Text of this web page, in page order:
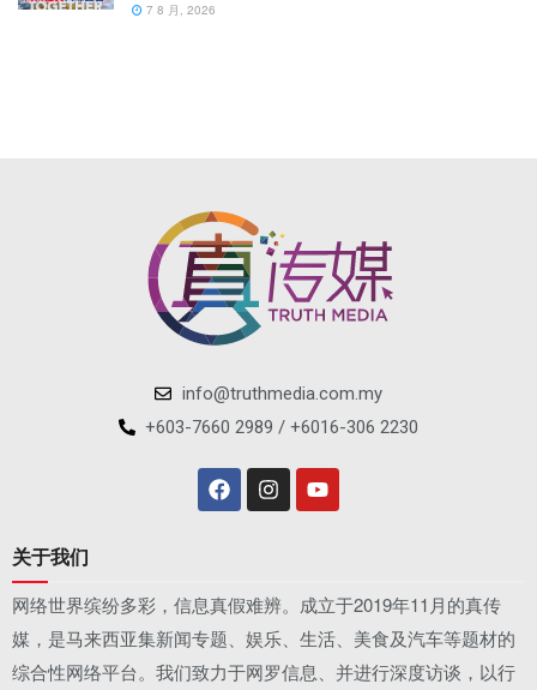
7 8 月, 2026
info@truthmedia.com.my
+603-7660 2989 / +6016-306 2230
关于我们
网络世界缤纷多彩，信息真假难辨。成立于2019年11月的真传
媒，是马来西亚集新闻专题、娱乐、生活、美食及汽车等题材的
综合性网络平台。我们致力于网罗信息、并进行深度访谈，以行